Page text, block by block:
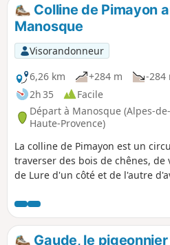
Colline de Pimayon
Manosque
Visorandonneur
6,26 km
+284 m
-284
2h 35
Facile
Départ à Manosque (Alpes-de-
Haute-Provence)
La colline de Pimayon est un
traverser des bois de chênes,
de Lure d'un côté et de l'autre
Gaude, le